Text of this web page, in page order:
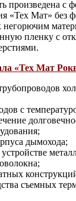
произведена с
«Тех Мат» без
негорючим
пленку с
«Тех Мат
с
дымохода;
съемных